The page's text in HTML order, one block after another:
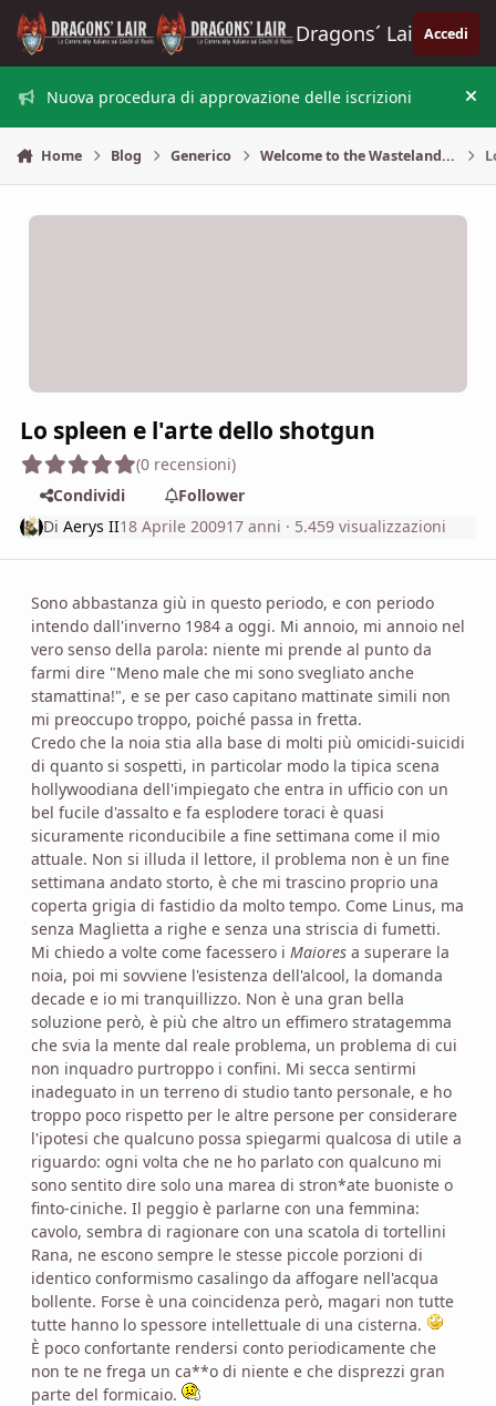
Vai al contenuto
Dragons´ Lair Accedi
Nuova procedura di approvazione delle iscrizioni
Home Blog Generico Welcome to the Wasteland...
Lo spleen e l'arte dello shotgun
(0 recensioni)
Condividi
Follower
DiAerys II18 Aprile 200917 anni · 5.459 visualizzazioni
Sono abbastanza giù in questo periodo, e con periodo
intendo dall'inverno 1984 a oggi. Mi annoio, mi annoio nel
vero senso della parola: niente mi prende al punto da
farmi dire "Meno male che mi sono svegliato anche
stamattina!", e se per caso capitano mattinate simili non
mi preoccupo troppo, poiché passa in fretta.
Credo che la noia stia alla base di molti più omicidi-suicidi
di quanto si sospetti, in particolar modo la tipica scena
hollywoodiana dell'impiegato che entra in ufficio con un
bel fucile d'assalto e fa esplodere toraci è quasi
sicuramente riconducibile a fine settimana come il mio
attuale. Non si illuda il lettore, il problema non è un fine
settimana andato storto, è che mi trascino proprio una
coperta grigia di fastidio da molto tempo. Come Linus, ma
senza Maglietta a righe e senza una striscia di fumetti.
Mi chiedo a volte come facessero i Maiores a superare la
noia, poi mi sovviene l'esistenza dell'alcool, la domanda
decade e io mi tranquillizzo. Non è una gran bella
soluzione però, è più che altro un effimero stratagemma
che svia la mente dal reale problema, un problema di cui
non inquadro purtroppo i confini. Mi secca sentirmi
inadeguato in un terreno di studio tanto personale, e ho
troppo poco rispetto per le altre persone per considerare
l'ipotesi che qualcuno possa spiegarmi qualcosa di utile a
riguardo: ogni volta che ne ho parlato con qualcuno mi
sono sentito dire solo una marea di stron*ate buoniste o
finto-ciniche. Il peggio è parlarne con una femmina:
cavolo, sembra di ragionare con una scatola di tortellini
Rana, ne escono sempre le stesse piccole porzioni di
identico conformismo casalingo da affogare nell'acqua
bollente. Forse è una coincidenza però, magari non tutte
tutte hanno lo spessore intellettuale di una cisterna.
È poco confortante rendersi conto periodicamente che
non te ne frega un ca**o di niente e che disprezzi gran
parte del formicaio.